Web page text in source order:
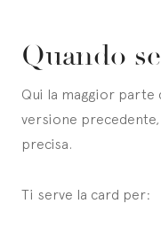
Quando
Qui la maggior parte
versione precedente,
precisa.
Ti serve la card per: